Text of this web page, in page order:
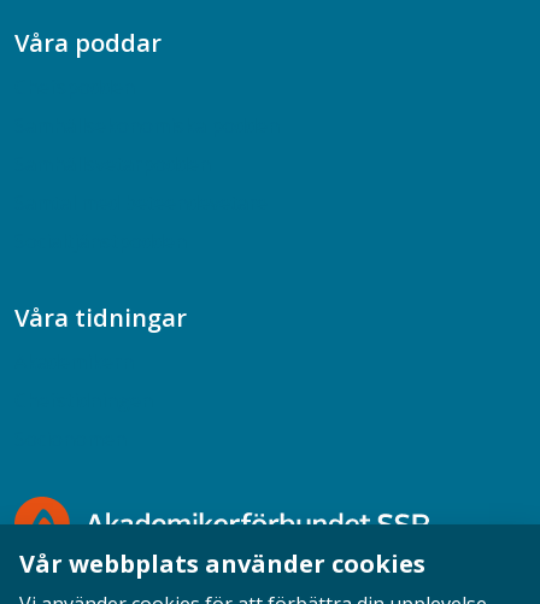
Våra poddar
Våra tidningar
Vår webbplats använder cookies